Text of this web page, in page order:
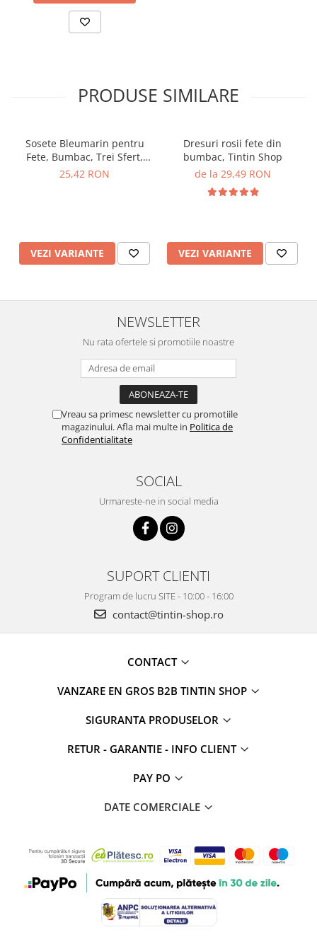
PRODUSE SIMILARE
Sosete Bleumarin pentru
Fete, Bumbac, Trei Sfert,
Fundița, TinTin Shop
25,42 RON
VEZI VARIANTE
Dresuri rosii fete din
bumbac, Tintin Shop
de la 29,49 RON
VEZI VARIANTE
NEWSLETTER
Nu rata ofertele si promotiile noastre
Vreau sa primesc newsletter cu promotiile
magazinului. Afla mai multe in Politica de
Confidentialitate
SOCIAL
Urmareste-ne in social media
SUPORT CLIENTI
Program de lucru SITE - 10:00 - 16:00
contact@tintin-shop.ro
CONTACT
VANZARE EN GROS B2B TINTIN SHOP
SIGURANTA PRODUSELOR
RETUR - GARANTIE - INFO CLIENT
PAY PO
DATE COMERCIALE